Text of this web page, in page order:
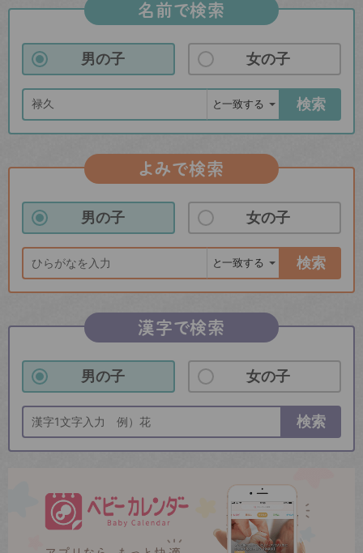
名前で検索
男の子 女の子
検索
よみで検索
男の子 女の子
検索
漢字で検索
男の子 女の子
検索